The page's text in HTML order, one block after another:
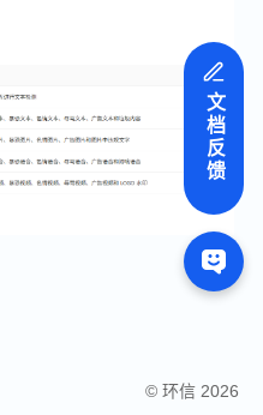
© 环信 2026
文档反馈